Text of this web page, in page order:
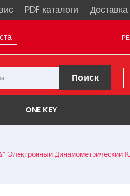
PDF каталоги
Поиск
ONE KEY
Электронный Динамометрический